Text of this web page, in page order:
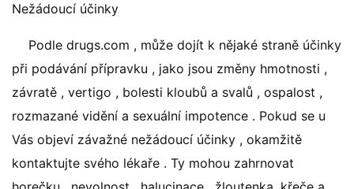
Nežádoucí účinky
Podle drugs.com , může dojít k nějaké straně účinky
při podávání přípravku , jako jsou změny hmotnosti ,
závratě , vertigo , bolesti kloubů a svalů , ospalost ,
rozmazané vidění a sexuální impotence . Pokud se u
Vás objeví závažné nežádoucí účinky , okamžitě
kontaktujte svého lékaře . Ty mohou zahrnovat